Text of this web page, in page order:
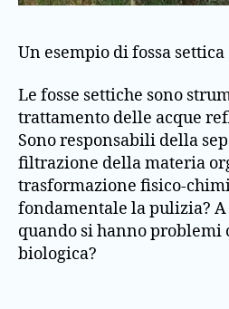
Un esempio di fossa settica
Le fosse settiche sono
trattamento delle acque
Sono responsabili della
filtrazione della materia
trasformazione fisico-
fondamentale la pulizia?
quando si hanno problemi
biologica?